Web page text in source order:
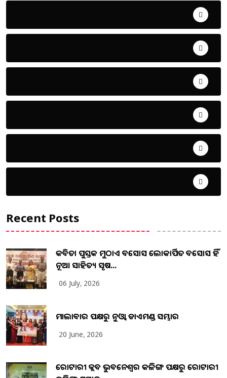
Recent Posts
କବିତା ପୁସ୍ତକ ମୁଠାଏ ଅବସୋସ ଲୋକାର୍ପିତ ଅବସୋସ ହିଁ
ନୂଆ ସାହିତ୍ୟ ସୃଷ...
06 July, 2026
ମାଲାବାର ପକ୍ଷରୁ ନୁଓ୍ବା ଡାଏମଣ୍ଡ ସମ୍ଭାର
20 June, 2026
ରୋଟାରୀ କ୍ଲବ ଭୁବନେଶ୍ୱର କଳିଙ୍ଗ ପକ୍ଷରୁ ରୋଟାରୀ